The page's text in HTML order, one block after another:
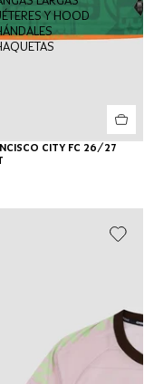
Y HOODIES
CITY FC 26/27